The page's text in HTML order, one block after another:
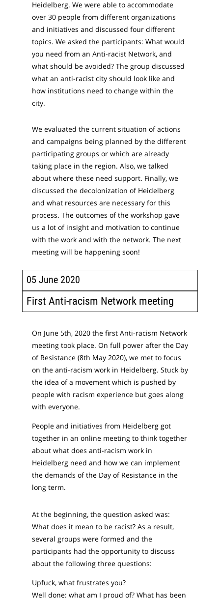
Heidelberg. We were able to accommodate
over 30 people from different organizations
and initiatives and discussed four different
topics. We asked the participants: What would
you need from an Anti-racist Network, and
what should be avoided? The group discussed
what an anti-racist city should look like and
how institutions need to change within the
city.
We evaluated the current situation of actions
and campaigns being planned by the different
participating groups or which are already
taking place in the region. Also, we talked
about where these need support. Finally, we
discussed the decolonization of Heidelberg
and what resources are necessary for this
process. The outcomes of the workshop gave
us a lot of insight and motivation to continue
with the work and with the network. The next
meeting will be happening soon!
05 June 2020
First Anti-racism Network meeting
On June 5th, 2020 the first Anti-racism Network
meeting took place. On full power after the Day
of Resistance (8th May 2020), we met to focus
on the anti-racism work in Heidelberg. Stuck by
the idea of a movement which is pushed by
people with racism experience but goes along
with everyone.
People and initiatives from Heidelberg got
together in an online meeting to think together
about what does anti-racism work in
Heidelberg need and how we can implement
the demands of the Day of Resistance in the
long term.
At the beginning, the question asked was:
What does it mean to be racist? As a result,
several groups were formed and the
participants had the opportunity to discuss
about the following three questions:
Upfuck, what frustrates you?
Well done: what am I proud of? What has been